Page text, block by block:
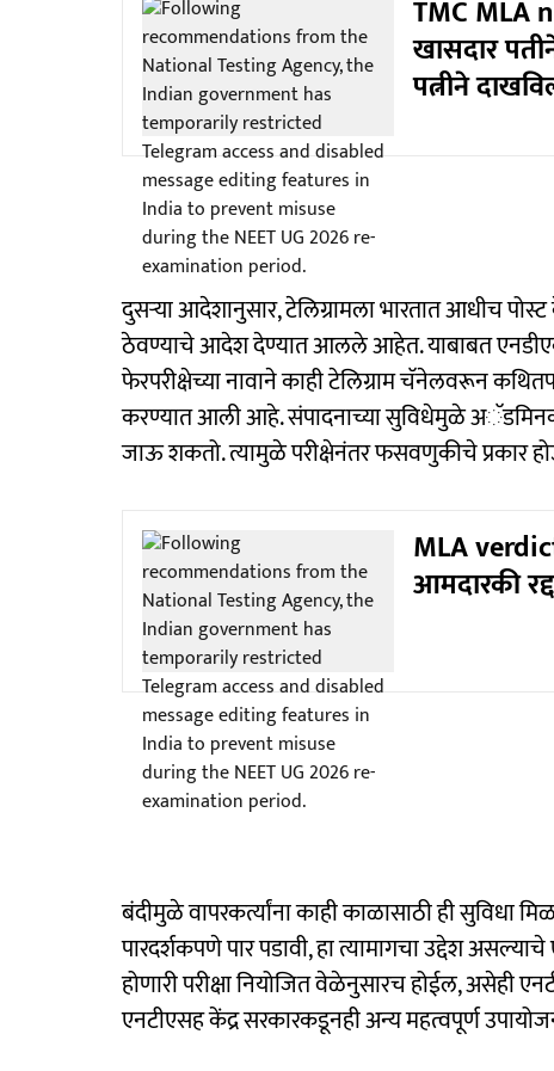
TMC MLA
खासदार
पत्नीने
दुसऱ्या आदेशानुसार, टेलिग्रामला भारतात आधीच
ठेवण्याचे आदेश देण्यात आलले आहेत. याबाबत
फेरपरीक्षेच्या नावाने काही टेलिग्राम चॅनेलवरून
करण्यात आली आहे. संपादनाच्या सुविधेमुळे
जाऊ शकतो. त्यामुळे परीक्षेनंतर फसवणुकीचे प्रकार
MLA
आमदारकी
बंदीमुळे वापरकर्त्यांना काही काळासाठी ही सुविधा
पारदर्शकपणे पार पडावी, हा त्यामागचा उद्देश
होणारी परीक्षा नियोजित वेळेनुसारच होईल, असेही
एनटीएसह केंद्र सरकारकडूनही अन्य महत्वपूर्ण